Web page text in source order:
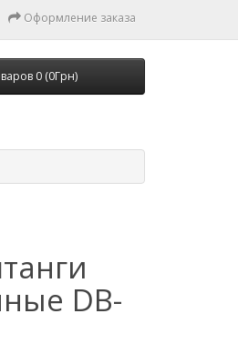
Оформление заказа
0 (0Грн)
DB-